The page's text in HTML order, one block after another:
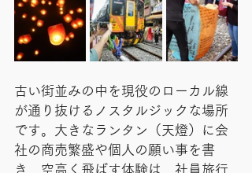
古い街並みの中を現役のローカル線
が通り抜けるノスタルジックな場所
です。大きなランタン（天燈）に会
社の商売繁盛や個人の願い事を書
き、空高く飛ばす体験は、社員旅行